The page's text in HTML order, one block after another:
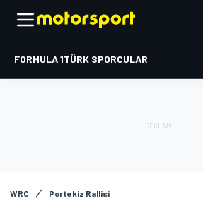
FORMULA 1TÜRK SPORCULAR
WRC Portekiz Rallisi